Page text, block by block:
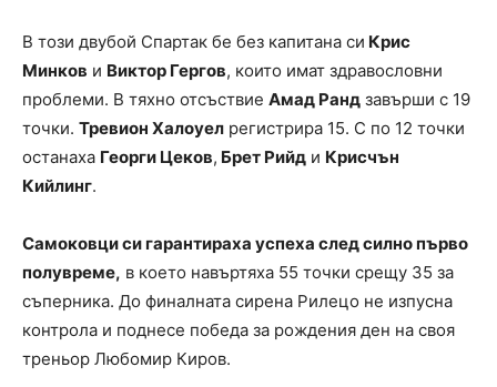
В този двубой Спартак бе без капитана си Крис
Минков и Виктор Гергов, които имат здравословни
проблеми. В тяхно отсъствие Амад Ранд завърши с 19
точки. Тревион Халоуел регистрира 15. С по 12 точки
останаха Георги Цеков, Брет Рийд и Крисчън
Кийлинг.
Самоковци си гарантираха успеха след силно първо
полувреме, в което навъртяха 55 точки срещу 35 за
съперника. До финалната сирена Рилецо не изпусна
контрола и поднесе победа за рождения ден на своя
треньор Любомир Киров.